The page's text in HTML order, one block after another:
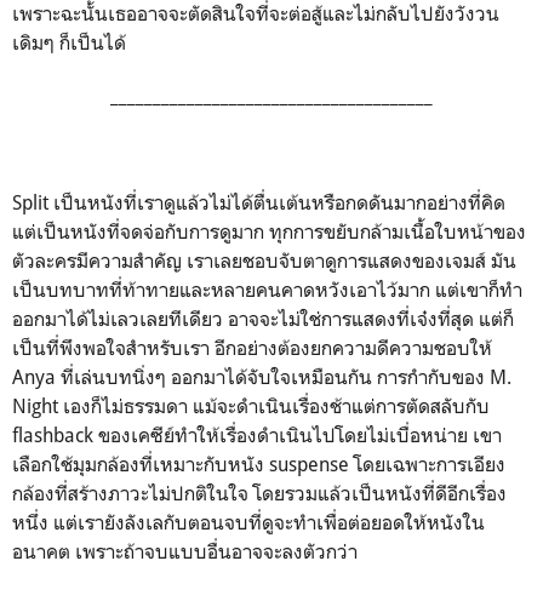
เพราะฉะนั้นเธออาจจะตัดสินใจที่จะต่อสู้และไม่กลับไปยังวังวน
เดิมๆ ก็เป็นได้
Split เป็นหนังที่เราดูแล้วไม่ได้ตื่นเต้นหรือกดดันมากอย่างที่คิด
แต่เป็นหนังที่จดจ่อกับการดูมาก ทุกการขยับกล้ามเนื้อใบหน้าของ
ตัวละครมีความสำคัญ เราเลยชอบจับตาดูการแสดงของเจมส์ มัน
เป็นบทบาทที่ท้าทายและหลายคนคาดหวังเอาไว้มาก แต่เขาก็ทำ
ออกมาได้ไม่เลวเลยทีเดียว อาจจะไม่ใช่การแสดงที่เจ๋งที่สุด แต่ก็
เป็นที่พึงพอใจสำหรับเรา อีกอย่างต้องยกความดีความชอบให้
Anya ที่เล่นบทนิ่งๆ ออกมาได้จับใจเหมือนกัน การกำกับของ M.
Night เองก็ไม่ธรรมดา แม้จะดำเนินเรื่องช้าแต่การตัดสลับกับ
flashback ของเคซีย์ทำให้เรื่องดำเนินไปโดยไม่เบื่อหน่าย เขา
เลือกใช้มุมกล้องที่เหมาะกับหนัง suspense โดยเฉพาะการเอียง
กล้องที่สร้างภาวะไม่ปกติในใจ โดยรวมแล้วเป็นหนังที่ดีอีกเรื่อง
หนึ่ง แต่เรายังลังเลกับตอนจบที่ดูจะทำเพื่อต่อยอดให้หนังใน
อนาคต เพราะถ้าจบแบบอื่นอาจจะลงตัวกว่า